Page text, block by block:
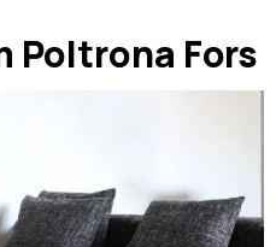
Poltrona Fors